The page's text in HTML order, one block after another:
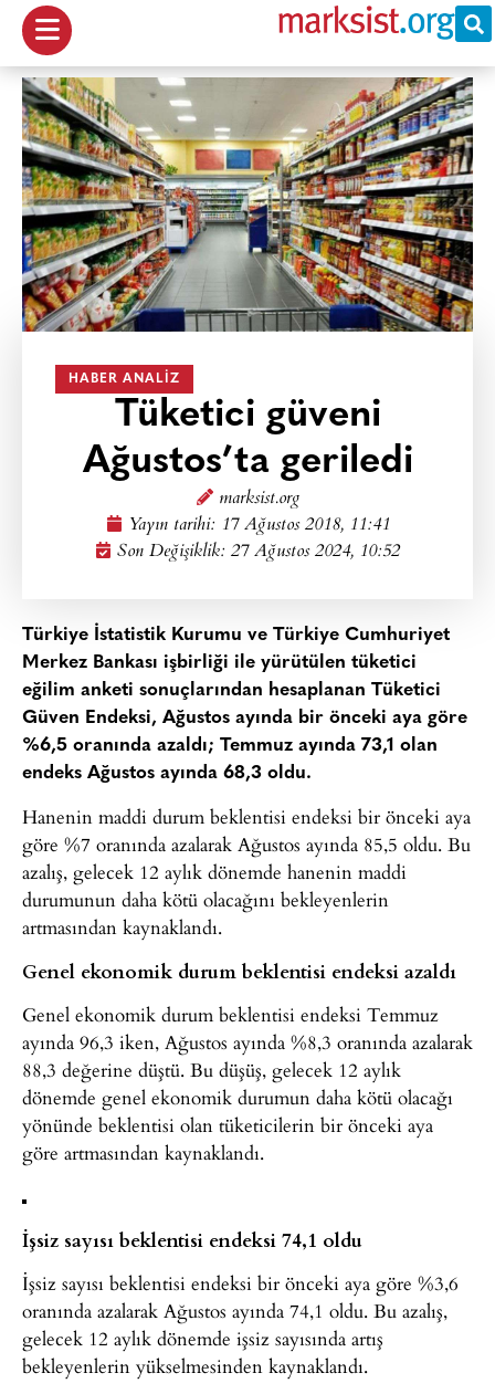
HABER ANALIZ
Tüketici güveni
Ağustos’ta geriledi
marksist.org
Yayın tarihi: 17 Ağustos 2018, 11:41
Son Değişiklik: 27 Ağustos 2024, 10:52
Türkiye İstatistik Kurumu ve Türkiye Cumhuriyet
Merkez Bankası işbirliği ile yürütülen tüketici
eğilim anketi sonuçlarından hesaplanan Tüketici
Güven Endeksi, Ağustos ayında bir önceki aya göre
%6,5 oranında azaldı; Temmuz ayında 73,1 olan
endeks Ağustos ayında 68,3 oldu.
Hanenin maddi durum beklentisi endeksi bir önceki aya
göre %7 oranında azalarak Ağustos ayında 85,5 oldu. Bu
azalış, gelecek 12 aylık dönemde hanenin maddi
durumunun daha kötü olacağını bekleyenlerin
artmasından kaynaklandı.
Genel ekonomik durum beklentisi endeksi azaldı
Genel ekonomik durum beklentisi endeksi Temmuz
ayında 96,3 iken, Ağustos ayında %8,3 oranında azalarak
88,3 değerine düştü. Bu düşüş, gelecek 12 aylık
dönemde genel ekonomik durumun daha kötü olacağı
yönünde beklentisi olan tüketicilerin bir önceki aya
göre artmasından kaynaklandı.
İşsiz sayısı beklentisi endeksi 74,1 oldu
İşsiz sayısı beklentisi endeksi bir önceki aya göre %3,6
oranında azalarak Ağustos ayında 74,1 oldu. Bu azalış,
gelecek 12 aylık dönemde işsiz sayısında artış
bekleyenlerin yükselmesinden kaynaklandı.